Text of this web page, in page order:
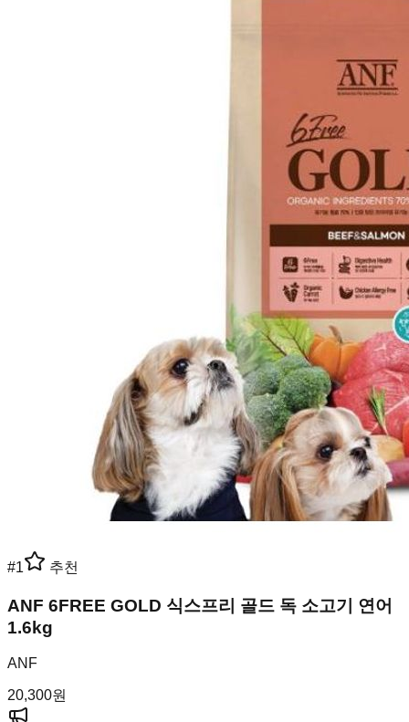
#1 추천
ANF 6FREE GOLD 식스프리 골드 독 소고기 연어
1.6kg
ANF
20,300원